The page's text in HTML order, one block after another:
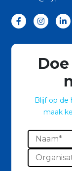
Blijf op de
maak